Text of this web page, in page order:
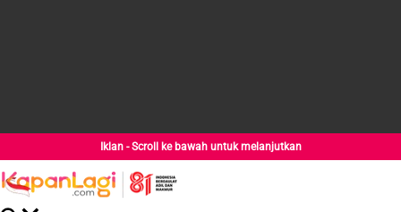
Iklan - Scroll ke bawah untuk melanjutkan